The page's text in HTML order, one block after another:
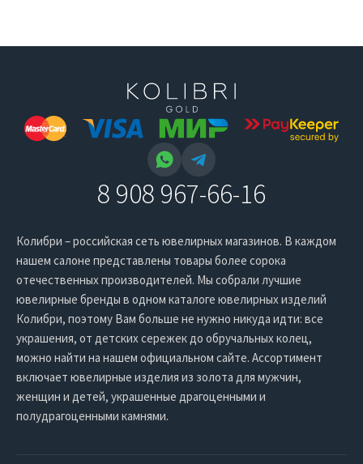
8 908 967-66-16
Колибри – российская сеть ювелирных магазинов. В каждом
нашем салоне представлены товары более сорока
отечественных производителей. Мы собрали лучшие
ювелирные бренды в одном каталоге ювелирных изделий
Колибри, поэтому Вам больше не нужно никуда идти: все
украшения, от детских сережек до обручальных колец,
можно найти на нашем официальном сайте. Ассортимент
включает ювелирные изделия из золота для мужчин,
женщин и детей, украшенные драгоценными и
полудрагоценными камнями.